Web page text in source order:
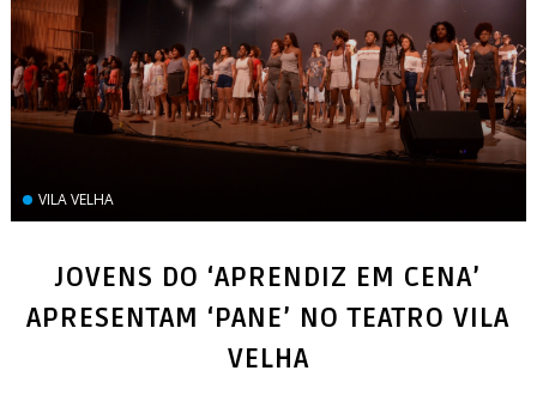
VILA VELHA
JOVENS DO ‘APRENDIZ EM CENA’
APRESENTAM ‘PANE’ NO TEATRO VILA
VELHA